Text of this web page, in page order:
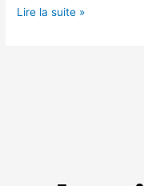
Lire la suite »